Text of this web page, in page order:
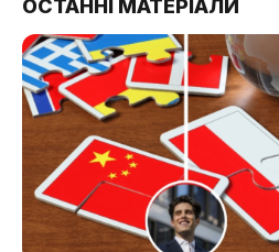
ОСТАННІ МАТЕРІАЛИ